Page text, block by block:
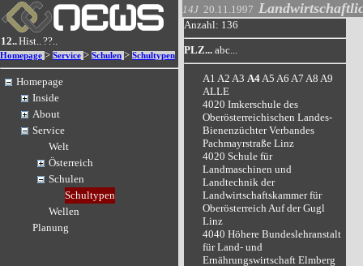
12..Hist..??..
Homepage > Service > Schulen > Schultypen
Homepage
Inside
About
Service
Welt
Österreich
Schulen
Schultypen
Wellen
Planung
14J 20.11.1997
Anzahl: 136
PLZ... abc...
A1 A2 A3 A4 A5 A6 A7 A8 A9
ALLE
4020 Imkerschule des
Oberösterreichischen Landes-
Bienenzüchter Verbandes
Pachmayrstraße Linz
4020 Schule für
Landmaschinen und
Landtechnik der
Landwirtschaftskammer für
Oberösterreich Auf der Gugl
Linz
4040 Höhere Bundeslehranstalt
für Land- und
Ernährungswirtschaft Elmberg